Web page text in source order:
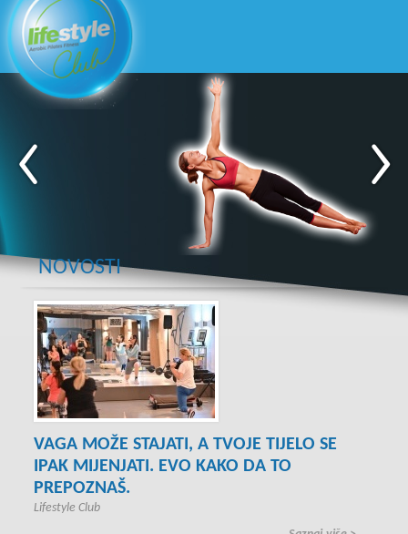
NOVOSTI
VAGA MOŽE STAJATI, A TVOJE TIJELO SE
IPAK MIJENJATI. EVO KAKO DA TO
PREPOZNAŠ.
Lifestyle Club